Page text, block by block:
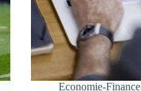
Economie-Finance